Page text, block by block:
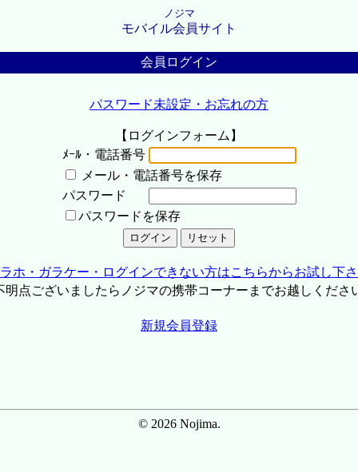
ノジマ
モバイル会員サイト
会員ログイン
パスワード未設定・お忘れの方
【ログインフォーム】
ﾒｰﾙ・電話番号
メール・電話番号を保存
パスワード
パスワードを保存
ホ・ガラケー・ログインできない方はこちらからお試し下
点ございましたらノジマの携帯コーナーまでお越しくださ
新規会員登録
© 2026 Nojima.